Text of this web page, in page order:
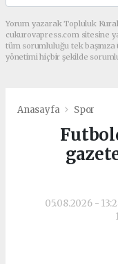
Yorum yazarak Topluluk
cukurovapress.com sitesine
tüm sorumluluğu tek
yönetimi hiçbir şekilde
Anasayfa Spor
05.08.2026 -